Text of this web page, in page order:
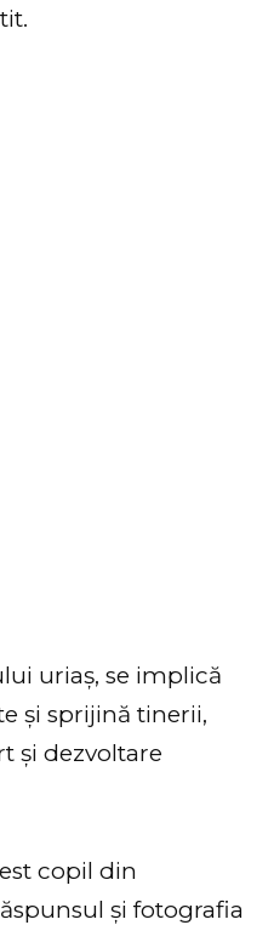
uriaș, se implică
și sprijină tinerii,
și dezvoltare
copil din
și fotografia